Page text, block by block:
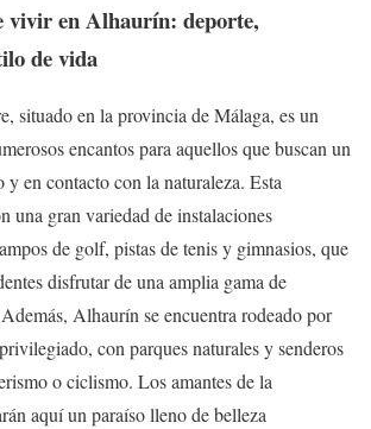
vivir en Alhaurín: deporte,
de vida
situado en la provincia de Málaga, es un
encantos para aquellos que buscan un
y en contacto con la naturaleza. Esta
una gran variedad de instalaciones
de golf, pistas de tenis y gimnasios, que
disfrutar de una amplia gama de
Alhaurín se encuentra rodeado por
con parques naturales y senderos
o ciclismo. Los amantes de la
aquí un paraíso lleno de belleza